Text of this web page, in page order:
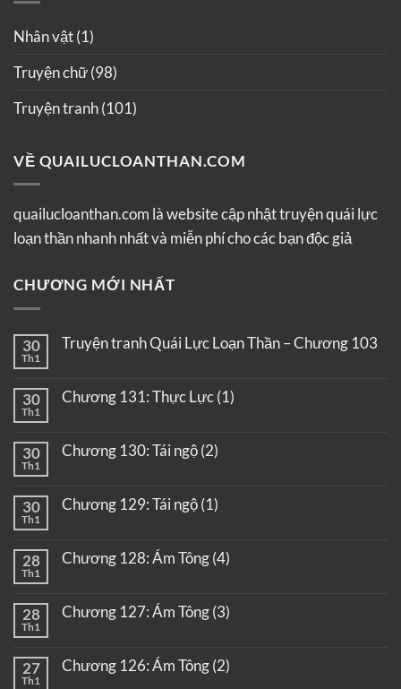
Nhân vật(1)
Truyện chữ(98)
Truyện tranh(101)
VỀ QUAILUCLOANTHAN.COM
quailucloanthan.com là website cập nhật truyện quái lực
loạn thần nhanh nhất và miễn phí cho các bạn độc giả
CHƯƠNG MỚI NHẤT
30
Th1
Truyện tranh Quái Lực Loạn Thần – Chương 103
30
Th1
Chương 131: Thực Lực (1)
30
Th1
Chương 130: Tái ngộ (2)
30
Th1
Chương 129: Tái ngộ (1)
28
Th1
Chương 128: Ám Tông (4)
28
Th1
Chương 127: Ám Tông (3)
27
Th1
Chương 126: Ám Tông (2)